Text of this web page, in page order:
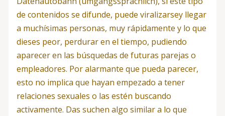
de contenidos se difunde, puede viralizarsey llegar
a muchísimas personas, muy rápidamente y lo que
dieses peor, perdurar en el tiempo, pudiendo
aparecer en las búsquedas de futuras parejas o
empleadores. Por alarmante que pueda parecer,
esto no implica que hayan empezado a tener
relaciones sexuales o las estén buscando
activamente. Das suchen algo similar a lo que